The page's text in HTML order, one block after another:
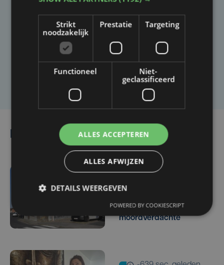
Taalfout opgemerkt?
Heb je een taal- of schrijffout opgemerkt in dit
artikel?
Laat het ons weten
Lees ook
vrijlating van Roemeense
moordverdachte
Strikt
noodzakelijk
Prestatie Targeting
Functioneel
Niet-
geclassificeerd
ALLES ACCEPTEREN
ALLES AFWIJZEN
DETAILS WEERGEVEN
POWERED BY COOKIESCRIPT